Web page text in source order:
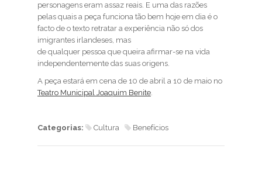
personagens eram assaz reais. E uma das razões
pelas quais a peça funciona tão bem hoje em dia é o
facto de o texto retratar a experiência não só dos
imigrantes irlandeses, mas
de qualquer pessoa que queira afirmar-se na vida
independentemente das suas origens.
A peça estará em cena de 10 de abril a 10 de maio no
Teatro Municipal Joaquim Benite.
Categorias: Cultura Benefícios